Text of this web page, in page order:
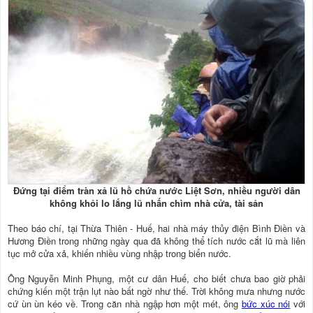
Đứng tại điểm tràn xả lũ hồ chứa nước Liệt Sơn, nhiều người dân
không khỏi lo lắng lũ nhấn chìm nhà cửa, tài sản
Theo báo chí, tại Thừa Thiên - Huế, hai nhà máy thủy điện Bình Điền và
Hương Điền trong những ngày qua đã không thể tích nước cắt lũ mà liên
tục mở cửa xả, khiến nhiều vùng nhập trong biển nước.
Ông Nguyễn Minh Phụng, một cư dân Huế, cho biết chưa bao giờ phải
chứng kiến một trận lụt nào bất ngờ như thế. Trời không mưa nhưng nước
cứ ùn ùn kéo về. Trong căn nhà ngập hơn một mét, ông bức xúc nói với